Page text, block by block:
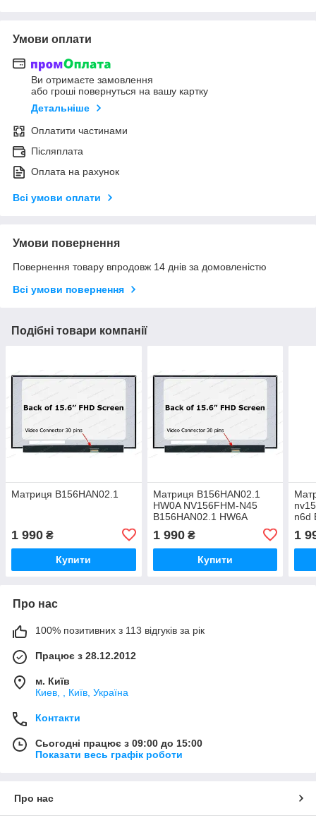
Умови оплати
Ви отримаєте замовлення
або гроші повернуться на вашу картку
Детальніше
Оплатити частинами
Післяплата
Оплата на рахунок
Всі умови оплати
Умови повернення
Повернення товару впродовж 14 днів за домовленістю
Всі умови повернення
Подібні товари компанії
Матриця B156HAN02.1
1 990 ₴
Купити
Матриця B156HAN02.1
HW0A NV156FHM-N45
B156HAN02.1 HW6A
LM156LF9L01 NV156FHM-
N3D N156HCE-GN1
1 990₴
Купити
n6d
N38
1
Про нас
100% позитивних з 113 відгуків за рік
Працює з 28.12.2012
м. Київ
Киев, , Київ, Україна
Контакти
Сьогодні працює з 09:00 до 15:00
Показати весь графік роботи
Про нас